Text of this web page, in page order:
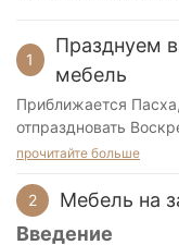
1
Празднуем
мебель
Приближается
отпраздновать
Это время радости и
для семейных
прочитайте больше
2
Мебель на
Введение